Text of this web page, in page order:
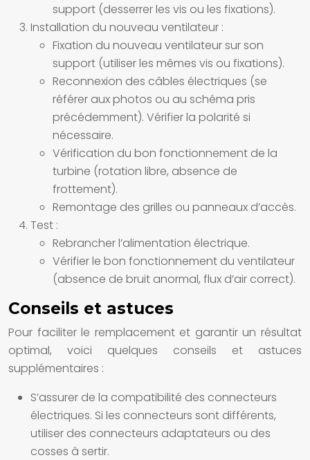
support (desserrer les vis ou les fixations).
Installation du nouveau ventilateur :
Fixation du nouveau ventilateur sur son
support (utiliser les mêmes vis ou fixations).
Reconnexion des câbles électriques (se
référer aux photos ou au schéma pris
précédemment). Vérifier la polarité si
nécessaire.
Vérification du bon fonctionnement de la
turbine (rotation libre, absence de
frottement).
Remontage des grilles ou panneaux d’accès.
Test :
Rebrancher l’alimentation électrique.
Vérifier le bon fonctionnement du ventilateur
(absence de bruit anormal, flux d’air correct).
Conseils et astuces
Pour faciliter le remplacement et garantir un résultat
optimal, voici quelques conseils et astuces
supplémentaires :
S’assurer de la compatibilité des connecteurs
électriques. Si les connecteurs sont différents,
utiliser des connecteurs adaptateurs ou des
cosses à sertir.